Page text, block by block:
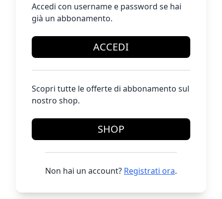
Accedi con username e password se hai
già un abbonamento.
ACCEDI
Scopri tutte le offerte di abbonamento sul
nostro shop.
SHOP
Non hai un account? Registrati ora.